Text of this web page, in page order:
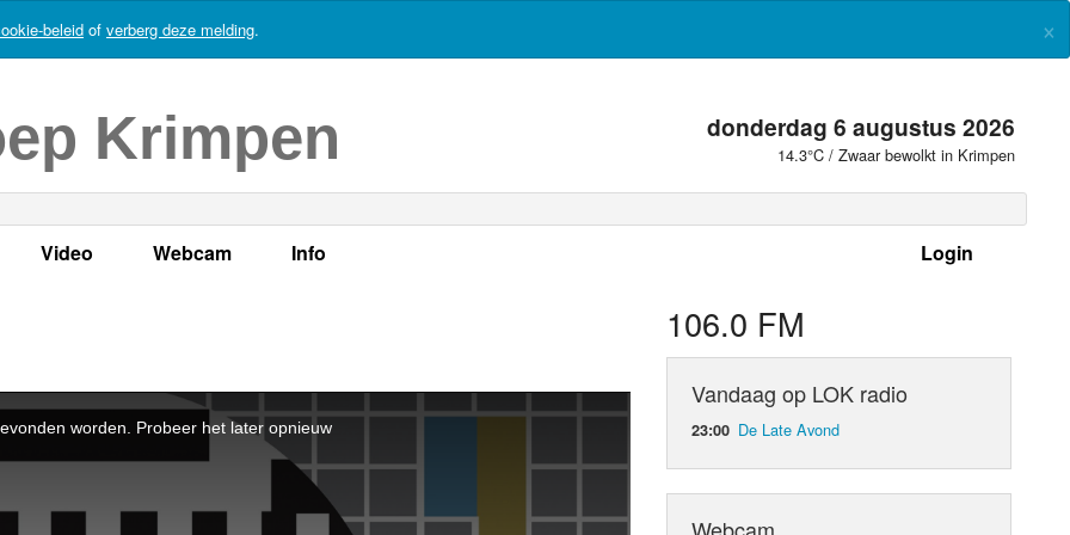
beleid of verberg deze melding. ×
Krimpen donderdag 6 augustus 2026
14.3°C / Zwaar bewolkt in Krimpen
Login
Video
Video Krimpen aan den IJssel
Webcam Info
Persberichten
Bestuur
Vacatures
106.0 FM
Vandaag op LOK radio
23:00 De Late Avond
Webcam